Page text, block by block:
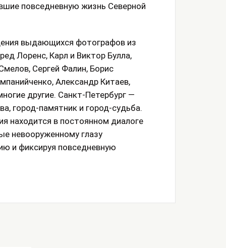
повседневную жизнь Северной
выдающихся фотографов из
Лоренс, Карл и Виктор Булла,
Сергей Фалин, Борис
Александр Китаев,
другие. Санкт-Петербург —
город-памятник и город-судьба.
находится в постоянном диалоге
невооруженному глазу
и фиксируя повседневную